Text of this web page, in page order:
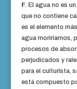
F. El agua no es
que no contiene
es el elemento
agua moriríamos,
procesos de
perjudicados y
para el culturista,
está compuesto